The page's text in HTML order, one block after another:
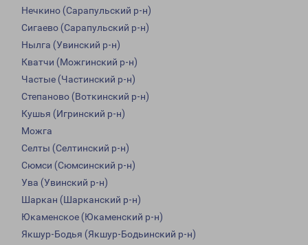
Нечкино (Сарапульский р-н)
Сигаево (Сарапульский р-н)
Нылга (Увинский р-н)
Кватчи (Можгинский р-н)
Частые (Частинский р-н)
Степаново (Воткинский р-н)
Кушья (Игринский р-н)
Можга
Селты (Селтинский р-н)
Сюмси (Сюмсинский р-н)
Ува (Увинский р-н)
Шаркан (Шарканский р-н)
Юкаменское (Юкаменский р-н)
Якшур-Бодья (Якшур-Бодьинский р-н)